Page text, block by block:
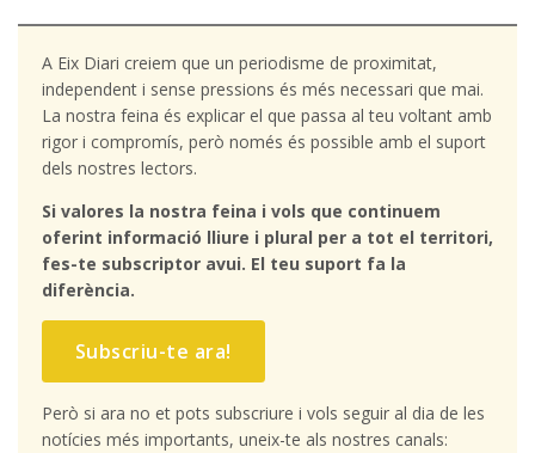
A Eix Diari creiem que un periodisme de proximitat,
independent i sense pressions és més necessari que mai.
La nostra feina és explicar el que passa al teu voltant amb
rigor i compromís, però només és possible amb el suport
dels nostres lectors.
Si valores la nostra feina i vols que continuem
oferint informació lliure i plural per a tot el territori,
fes-te subscriptor avui. El teu suport fa la
diferència.
Subscriu-te ara!
Però si ara no et pots subscriure i vols seguir al dia de les
notícies més importants, uneix-te als nostres canals: